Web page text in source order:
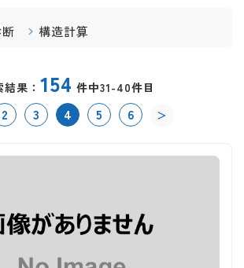
構造計算
果： 154 件中31-40件目
2 3 4 5 6 ＞